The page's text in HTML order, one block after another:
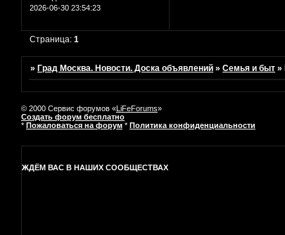
2026-06-30 23:54:23
Страница:1
» Град Москва. Новости. Доска объявлений »Семья и быт »
© 2000 Сервис форумов «LiFeForums»
Создать форум бесплатно
* Пожаловаться на форум * Политика конфиденциальности
ЖДЁМ ВАС В НАШИХ СООБЩЕСТВАХ